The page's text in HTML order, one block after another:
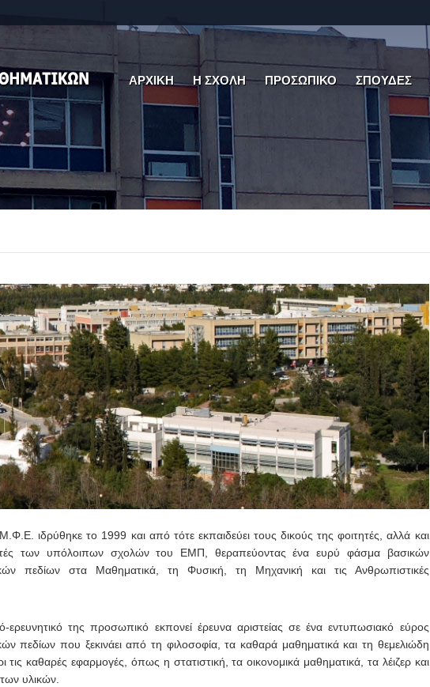
ΑΡΧΙΚΗ Η ΣΧΟΛΗ ΠΡΟΣΩΠΙΚΟ ΣΠΟΥΔΕΣ
ιδρύθηκε το 1999 και από τότε εκπαιδεύει τους δικούς της φοιτητές, αλλά και
των υπόλοιπων σχολών του ΕΜΠ, θεραπεύοντας ένα ευρύ φάσμα βασικών
πεδίων στα Μαθηματικά, τη Φυσική, τη Μηχανική και τις Ανθρωπιστικές
ερευνητικό της προσωπικό εκπονεί έρευνα αριστείας σε ένα εντυπωσιακό εύρος
πεδίων που ξεκινάει από τη φιλοσοφία, τα καθαρά μαθηματικά και τη θεμελιώδη
τις καθαρές εφαρμογές, όπως η στατιστική, τα οικονομικά μαθηματικά, τα λέιζερ και
υλικών.